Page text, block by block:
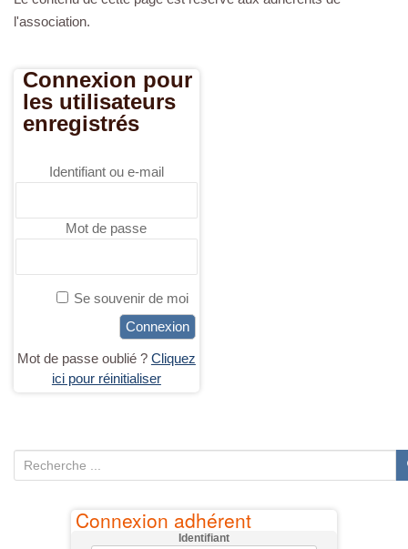
l'association.
Connexion pour
les utilisateurs
enregistrés
Identifiant ou e-mail
Mot de passe
Se souvenir de moi
Mot de passe oublié ? Cliquez
ici pour réinitialiser
e
Connexion adhérent
Identifiant